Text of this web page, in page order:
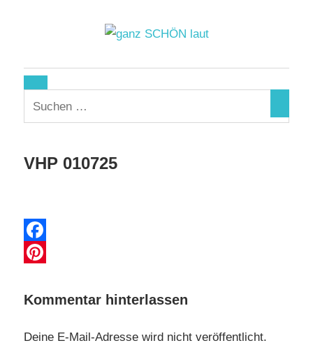
ganz
SCHÖN
10. Februar 2025
VHP 010725
Facebook
Kommentar hinterlassen
Deine E-Mail-Adresse wird nicht veröffentlicht.